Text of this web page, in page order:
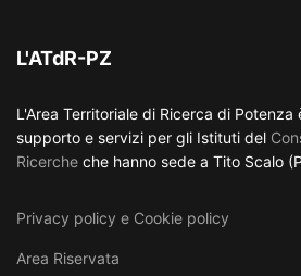
L'ATdR-PZ
L'Area Territoriale di Ricerca di
supporto e servizi per gli Istituti del
Ricerche che hanno sede a Tito Scalo
Privacy policy e Cookie policy
Area Riservata